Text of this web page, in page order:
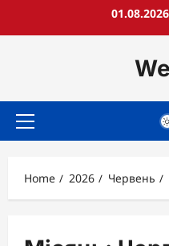
01.08.2026
Primary
Home 2026 Червень